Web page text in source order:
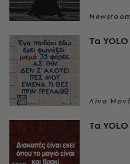
Newsroom
Τα
Λίνα
Τα